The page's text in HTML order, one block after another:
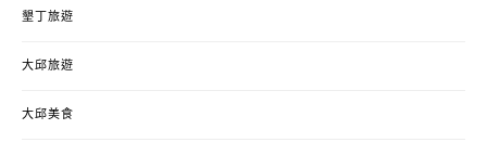
墾丁旅遊
大邱旅遊
大邱美食